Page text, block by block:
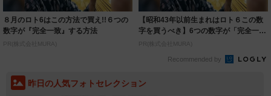
８月のロト6はこの方法で買え!!６つの
数字が『完全一致』する方法
PR(株式会社MURA)
【昭和43年以前生まれはロト６この数
字を買うべき】6つの数字が「完全一
致」する方...
PR(株式会社MURA)
Recommended by
昨日の人気フォトセレクション